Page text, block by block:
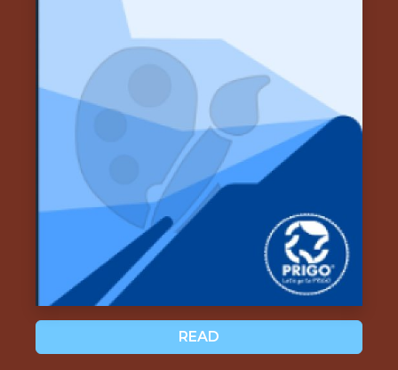
READ